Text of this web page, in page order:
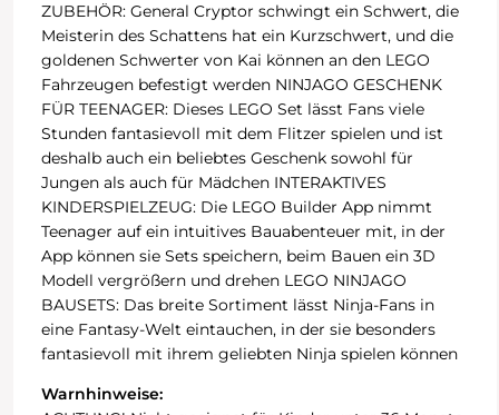
ZUBEHÖR: General Cryptor schwingt ein Schwert, die
Meisterin des Schattens hat ein Kurzschwert, und die
goldenen Schwerter von Kai können an den LEGO
Fahrzeugen befestigt werden NINJAGO GESCHENK
FÜR TEENAGER: Dieses LEGO Set lässt Fans viele
Stunden fantasievoll mit dem Flitzer spielen und ist
deshalb auch ein beliebtes Geschenk sowohl für
Jungen als auch für Mädchen INTERAKTIVES
KINDERSPIELZEUG: Die LEGO Builder App nimmt
Teenager auf ein intuitives Bauabenteuer mit, in der
App können sie Sets speichern, beim Bauen ein 3D
Modell vergrößern und drehen LEGO NINJAGO
BAUSETS: Das breite Sortiment lässt Ninja-Fans in
eine Fantasy-Welt eintauchen, in der sie besonders
fantasievoll mit ihrem geliebten Ninja spielen können
Warnhinweise: